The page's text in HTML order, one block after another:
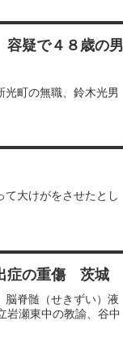
疑で４８歳の男
町の無職、鈴木光男
大けがをさせたとし
症の重傷 茨城
脳脊髄（せきずい）液
岩瀬東中の教諭、谷中